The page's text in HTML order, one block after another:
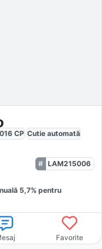
CP Cutie automată
LAM215006
5,7% pentru
Favorite